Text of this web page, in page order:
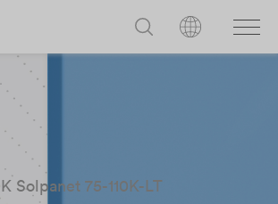
Solpanet 75-110K-LT